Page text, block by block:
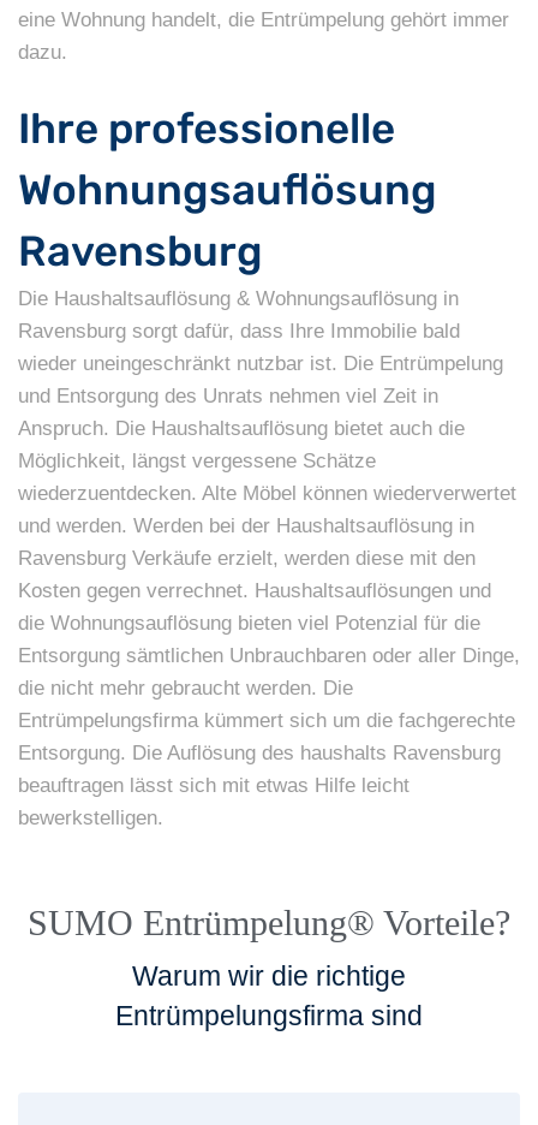
eine Wohnung handelt, die Entrümpelung gehört immer
dazu.
Ihre professionelle
Wohnungsauflösung
Ravensburg
Die Haushaltsauflösung & Wohnungsauflösung in
Ravensburg sorgt dafür, dass Ihre Immobilie bald
wieder uneingeschränkt nutzbar ist. Die Entrümpelung
und Entsorgung des Unrats nehmen viel Zeit in
Anspruch. Die Haushaltsauflösung bietet auch die
Möglichkeit, längst vergessene Schätze
wiederzuentdecken. Alte Möbel können wiederverwertet
und werden. Werden bei der Haushaltsauflösung in
Ravensburg Verkäufe erzielt, werden diese mit den
Kosten gegen verrechnet. Haushaltsauflösungen und
die Wohnungsauflösung bieten viel Potenzial für die
Entsorgung sämtlichen Unbrauchbaren oder aller Dinge,
die nicht mehr gebraucht werden. Die
Entrümpelungsfirma kümmert sich um die fachgerechte
Entsorgung. Die Auflösung des haushalts Ravensburg
beauftragen lässt sich mit etwas Hilfe leicht
bewerkstelligen.
SUMO Entrümpelung® Vorteile?
Warum wir die richtige
Entrümpelungsfirma sind